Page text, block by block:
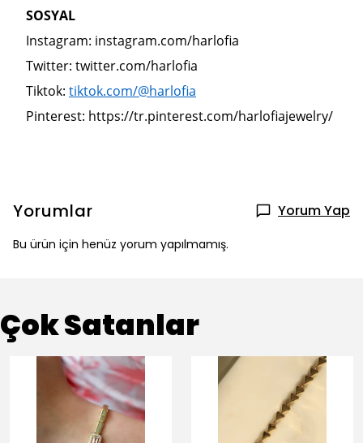
SOSYAL
Instagram: instagram.com/harlofia
Twitter: twitter.com/harlofia
Tiktok: tiktok.com/@harlofia
Pinterest: https://tr.pinterest.com/harlofiajewelry/
Yorumlar Yorum Yap
Bu ürün için henüz yorum yapılmamış.
Çok Satanlar